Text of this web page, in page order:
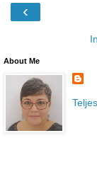
‹
About Me